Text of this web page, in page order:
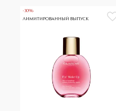
-30%
ЛИМИТИРОВАННЫЙ ВЫПУСК